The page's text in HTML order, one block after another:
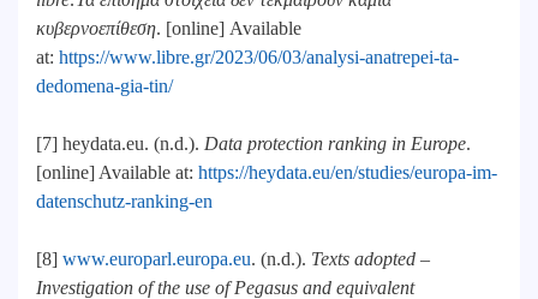
κυβερνοεπίθεση. [online] Available
at: https://www.libre.gr/2023/06/03/analysi-anatrepei-ta-
dedomena-gia-tin/
[7] heydata.eu. (n.d.). Data protection ranking in Europe.
[online] Available at: https://heydata.eu/en/studies/europa-im-
datenschutz-ranking-en
[8] www.europarl.europa.eu. (n.d.). Texts adopted –
Investigation of the use of Pegasus and equivalent